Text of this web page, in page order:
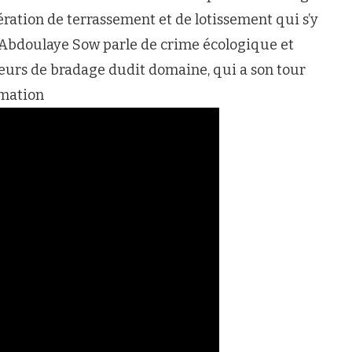
de terrassement et de lotissement qui s’y
Sow parle de crime écologique et
de bradage dudit domaine, qui a son tour